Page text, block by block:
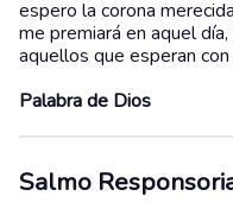
espero la corona
me premiará en aquel
aquellos que esperan
Palabra de Dios
Salmo